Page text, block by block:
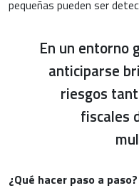
pequeñas pueden ser
En un entorno
anticiparse
riesgos
fiscales
¿Qué hacer paso a paso?